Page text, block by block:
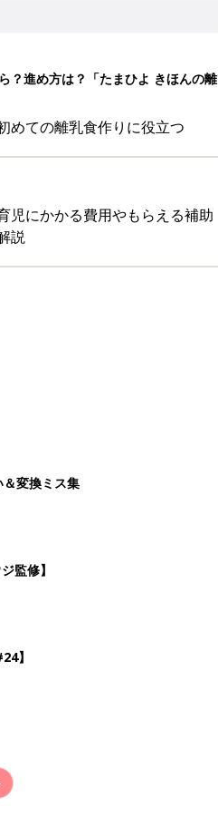
？進め方は？「たまひよ きほんの離
めての離乳食作りに役立つ
児にかかる費用やもらえる補助
説
＆変換ミス集
監修】
】